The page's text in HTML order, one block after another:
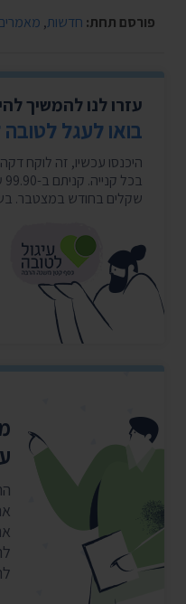
פורסם תחת: חדשות,
עזרו לנו להמשיך
בואו לעגל
היכנסו עכשיו, זה לוקח
שקלים בחודש במצטבר.